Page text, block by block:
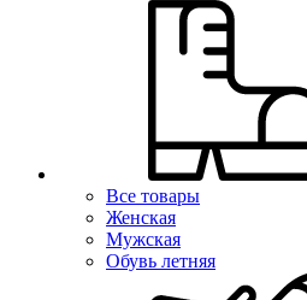
Все товары
Женская
Мужская
Обувь летняя